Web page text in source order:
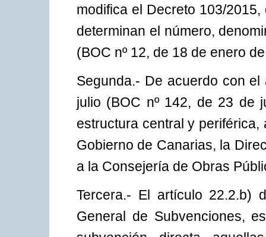
modifica el Decreto 103/
determinan el número,
(BOC nº 12, de 18 de enero
Segunda.- De acuerdo con
julio (BOC nº 142, de 23 de
estructura central y
Gobierno de Canarias, la
a la Consejería de Obras
Tercera.- El artículo 22.2.b)
General de Subvenciones,